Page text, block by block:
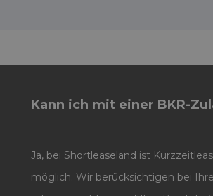
Kann ich mit einer BKR-
Ja, bei Shortleaseland ist
möglich. Wir berücksichtigen bei